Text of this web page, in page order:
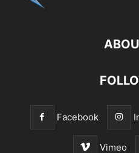
Facebook
Vimeo